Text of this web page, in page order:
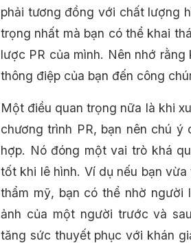
phải tương đồng với chất lượng
trọng nhất mà bạn có thể khai
lược PR của mình. Nên nhớ
thông điệp của bạn đến công
Một điều quan trọng nữa là khi
chương trình PR, bạn nên chú
hợp. Nó đóng một vai trò khá
tốt khi lê hình. Ví dụ nếu bạn
thẩm mỹ, bạn có thể nhờ người
ảnh của một người trước và
tăng sức thuyết phục với khán